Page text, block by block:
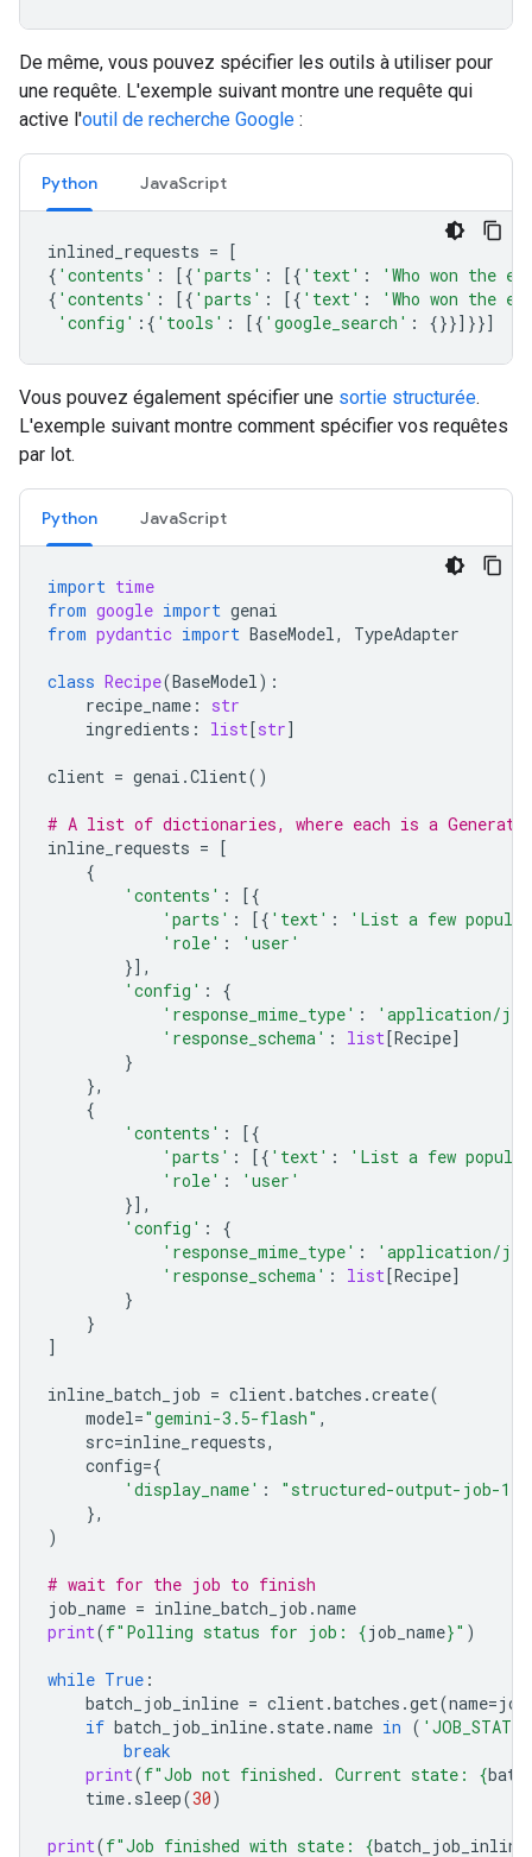
De même, vous pouvez spécifier les outils à utiliser pour
une requête. L'exemple suivant montre une requête qui
active l'outil de recherche Google :
Python JavaScript
inlined_requests = [
{ 'contents' : [{ 'parts' : [{ 'text' :
'Who won the
{ 'contents' : [{ 'parts' : [{ 'text' :
'Who won the
'config' :{ 'tools' : [{ 'google_search' : {}}]}}]
Vous pouvez également spécifier une sortie structurée.
L'exemple suivant montre comment spécifier vos requêtes
par lot.
Python JavaScript
import time
from google import genai
from pydantic import BaseModel, TypeAdapter
class Recipe(BaseModel):
recipe_name :
str
ingredients : list[str]
client = genai .Client()
# A list of dictionaries, where each is a
inline_requests = [
{
'contents' :
[{
'parts' : [{ 'text' :
'List a few
'role' :
'user'
}],
'config' :
{
'response_mime_type' :
'application/
'response_schema' : list[Recipe]
}
},
{
'contents' :
[{
'parts' : [{ 'text' :
'List a few
'role' :
'user'
}],
'config' :
{
'response_mime_type' :
'application/
'response_schema' : list[Recipe]
}
}
]
inline_batch_job = client.batches .create(
model="gemini-3.5-flash" ,
src=inline_requests,
config={
'display_name' :
"structured-output-job-1"
},
)
# wait for the job to finish
job_name = inline_batch_job .name
print(f"Polling status for job: {job_name}" )
while True :
batch_job_inline = client.batches .get(name=
if batch_job_inline. state.name in (
break
print(f"Job not finished. Current state: {
time. sleep(30)
print(f"Job finished with state: {batch_job_inline